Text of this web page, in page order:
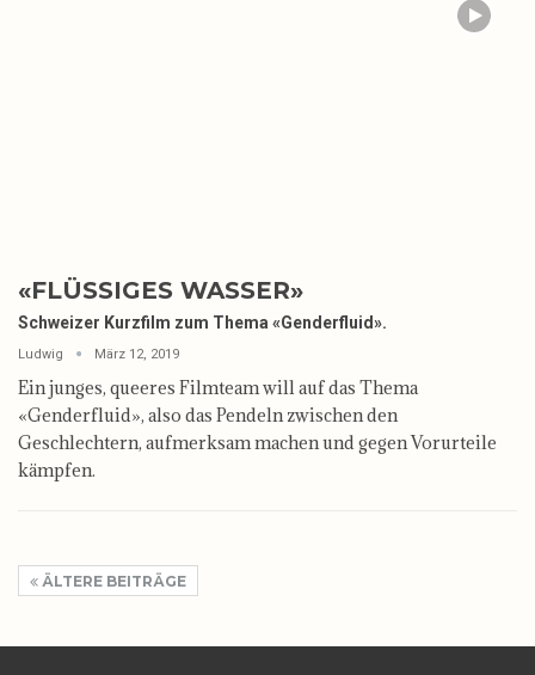
«FLÜSSIGES WASSER»
Schweizer Kurzfilm zum Thema «Genderfluid».
Ludwig März 12, 2019
Ein junges, queeres Filmteam will auf das Thema
«Genderfluid», also das Pendeln zwischen den
Geschlechtern, aufmerksam machen und gegen Vorurteile
kämpfen.
ÄLTERE BEITRÄGE